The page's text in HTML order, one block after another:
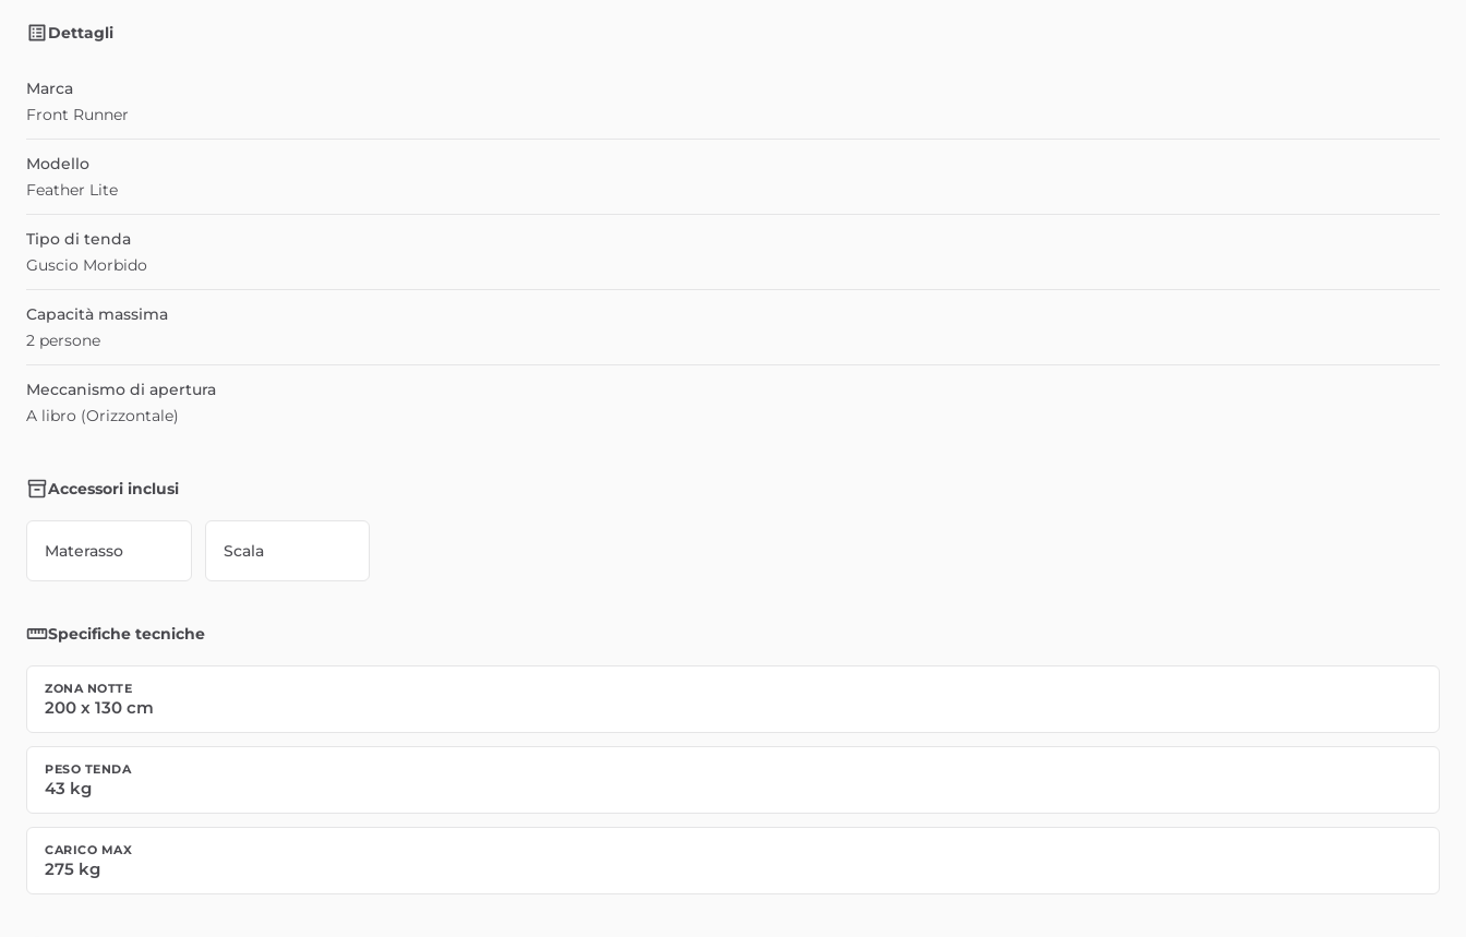
Dettagli
Marca
Front Runner
Modello
Feather Lite
Tipo di tenda
Guscio Morbido
Capacità massima
2 persone
Meccanismo di apertura
A libro (Orizzontale)
Accessori inclusi
Materasso Scala
Specifiche tecniche
ZONA NOTTE
200 x 130 cm
PESO TENDA
43 kg
CARICO MAX
275 kg